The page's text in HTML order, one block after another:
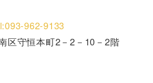
962-9133
区守恒本町2－2－10－2階